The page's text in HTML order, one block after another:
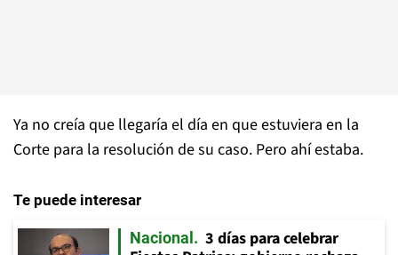
Ya no creía que llegaría el día en que estuviera en la
Corte para la resolución de su caso. Pero ahí estaba.
Te puede interesar
Nacional
3 días para celebrar